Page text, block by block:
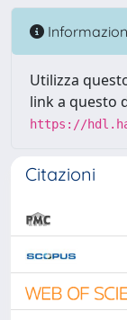
Utilizza
link a questo
https://
Citazioni